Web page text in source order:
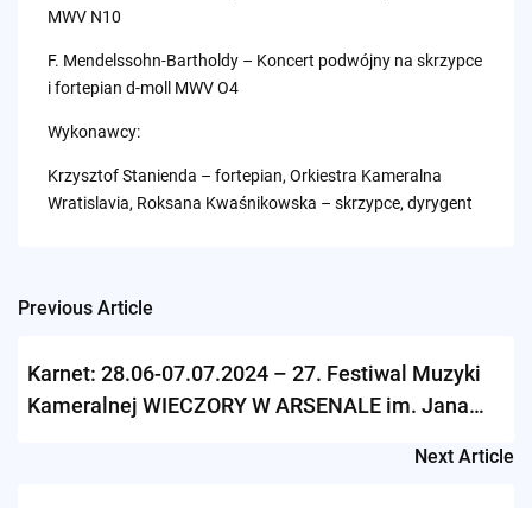
MWV N10
F. Mendelssohn-Bartholdy – Koncert podwójny na skrzypce
i fortepian d-moll MWV O4
Wykonawcy:
Krzysztof Stanienda – fortepian, Orkiestra Kameralna
Wratislavia, Roksana Kwaśnikowska – skrzypce, dyrygent
Post
navigation
Previous Article
Karnet: 28.06-07.07.2024 – 27. Festiwal Muzyki
Kameralnej WIECZORY W ARSENALE im. Jana
Next Article